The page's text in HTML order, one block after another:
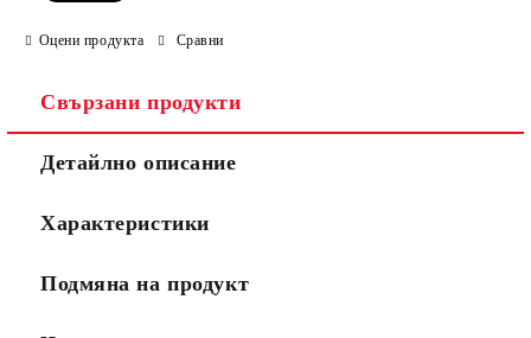
Ние ще се свържем с вас в рамките на работния ден.
Оцени продукта Сравни
Свързани продукти
Детайлно описание
Характеристики
Подмяна на продукт